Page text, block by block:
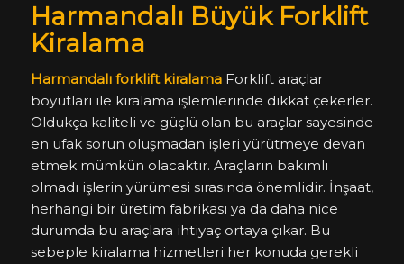
Harmandalı Büyük Forklift
Kiralama
Harmandalı forklift kiralama Forklift araçlar
boyutları ile kiralama işlemlerinde dikkat çekerler.
Oldukça kaliteli ve güçlü olan bu araçlar sayesinde
en ufak sorun oluşmadan işleri yürütmeye devan
etmek mümkün olacaktır. Araçların bakımlı
olmadı işlerin yürümesi sırasında önemlidir. İnşaat,
herhangi bir üretim fabrikası ya da daha nice
durumda bu araçlara ihtiyaç ortaya çıkar. Bu
sebeple kiralama hizmetleri her konuda gerekli